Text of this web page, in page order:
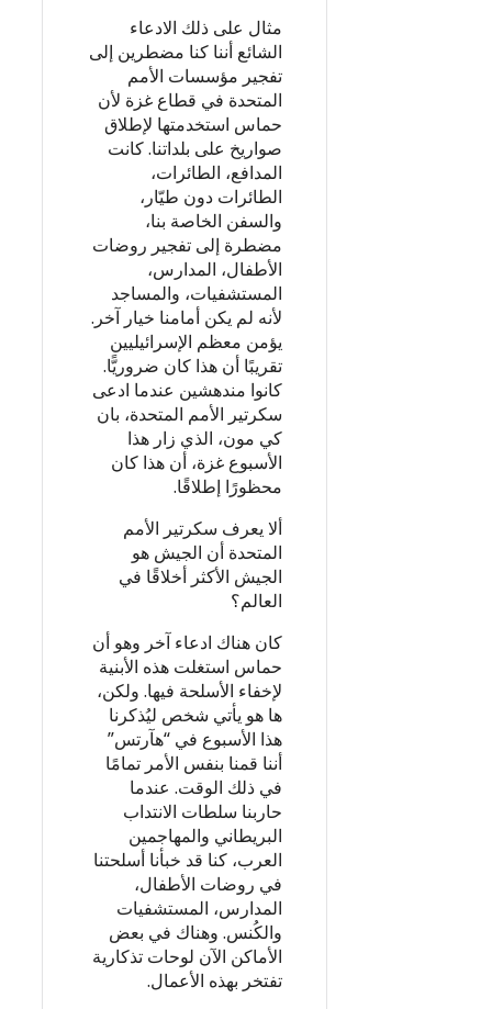
مثال على ذلك الادعاء
الشائع أننا كنا مضطرين إلى
تفجير مؤسسات الأمم
المتحدة في قطاع غزة لأن
حماس استخدمتها لإطلاق
صواريخ على بلداتنا. كانت
المدافع، الطائرات،
الطائرات دون طيّار،
والسفن الخاصة بنا،
مضطرة إلى تفجير روضات
الأطفال، المدارس،
المستشفيات، والمساجد
لأنه لم يكن أمامنا خيار آخر.
يؤمن معظم الإسرائيليين
تقريبًا أن هذا كان ضروريًّا.
كانوا مندهشين عندما ادعى
سكرتير الأمم المتحدة، بان
كي مون، الذي زار هذا
الأسبوع غزة، أن هذا كان
محظورًا إطلاقًا.
ألا يعرف سكرتير الأمم
المتحدة أن الجيش هو
الجيش الأكثر أخلاقًا في
العالم؟
كان هناك ادعاء آخر وهو أن
حماس استغلت هذه الأبنية
لإخفاء الأسلحة فيها. ولكن،
ها هو يأتي شخص ليُذكرنا
هذا الأسبوع في “هآرتس”
أننا قمنا بنفس الأمر تمامًا
في ذلك الوقت. عندما
حاربنا سلطات الانتداب
البريطاني والمهاجمين
العرب، كنا قد خبأنا أسلحتنا
في روضات الأطفال،
المدارس، المستشفيات
والكُنس. وهناك في بعض
الأماكن الآن لوحات تذكارية
تفتخر بهذه الأعمال.